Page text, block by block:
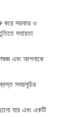
করে সরকার ও
সহায়তা
এবং আপনাকে
সময়সূচির
যায় এবং একটি